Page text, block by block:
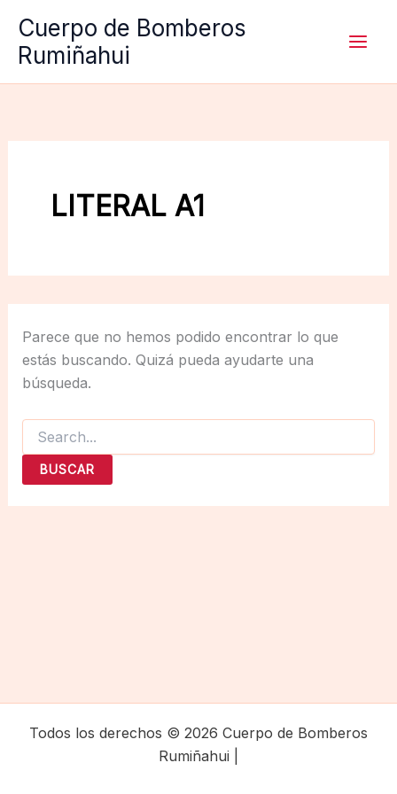
contenido
Cuerpo de Bomberos
Rumiñahui
LITERAL A1
Parece que no hemos podido encontrar lo que
estás buscando. Quizá pueda ayudarte una
búsqueda.
Buscar
por:
Todos los derechos © 2026 Cuerpo de Bomberos
Rumiñahui |